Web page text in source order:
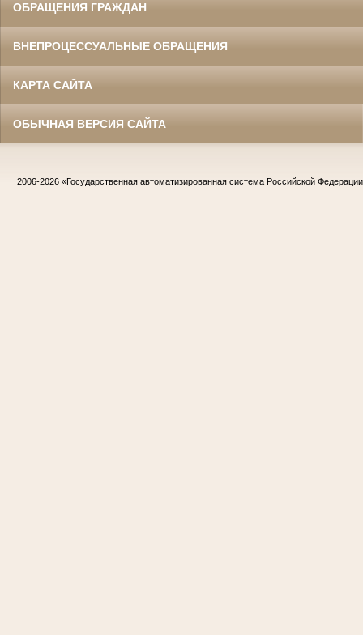
ОБРАЩЕНИЯ ГРАЖДАН
ВНЕПРОЦЕССУАЛЬНЫЕ ОБРАЩЕНИЯ
КАРТА САЙТА
ОБЫЧНАЯ ВЕРСИЯ САЙТА
2006-2026 «Государственная автоматизированная система Российской